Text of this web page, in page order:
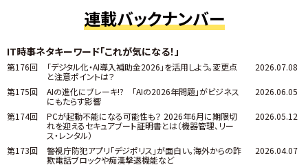
連載バックナンバー
IT時事ネタキーワード「これが気になる！」
第176回
「デジタル化・AI導入補助金2026」を活用しよう。変更点
と注意ポイントは？
2026.07.08
第175回
AIの進化にブレーキ!? 「AIの2026年問題」がビジネス
にもたらす影響
2026.06.05
第174回
PCが起動不能になる可能性も？ 2026年6月に期限切
れを迎えるセキュアブート証明書とは（機器管理、リー
ス・レンタル）
2026.05.12
第173回
警視庁防犯アプリ「デジポリス」が面白い。海外からの詐
欺電話ブロックや痴漢撃退機能など
2026.04.07